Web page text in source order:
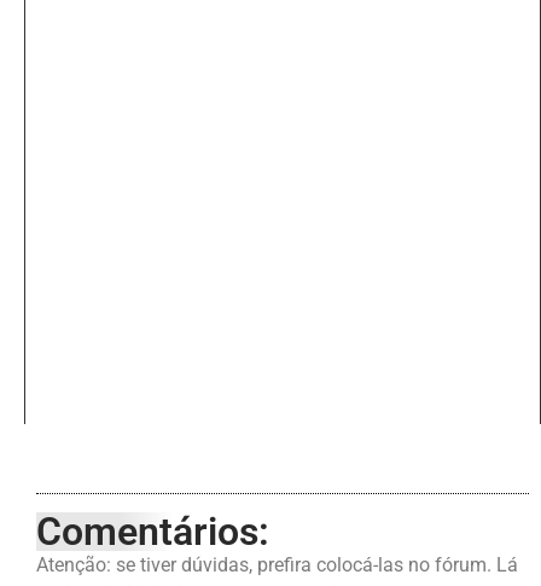
Comentários:
Atenção: se tiver dúvidas, prefira colocá-las no fórum. Lá